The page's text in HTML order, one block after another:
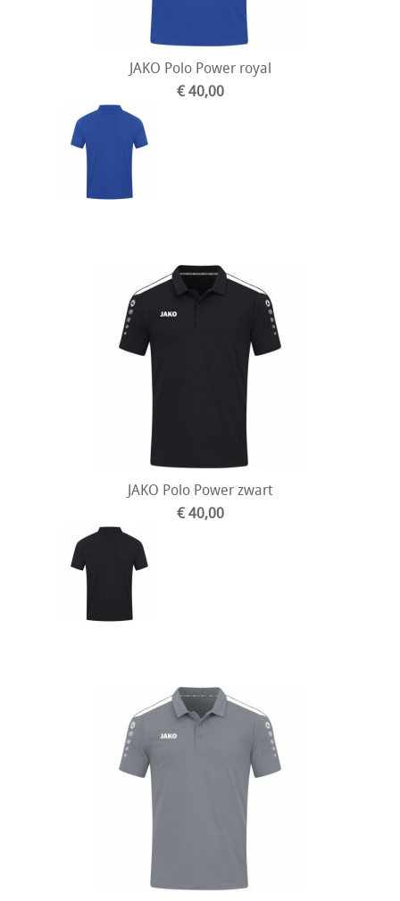
JAKO Polo Power royal
€ 40,00
JAKO Polo Power zwart
€ 40,00